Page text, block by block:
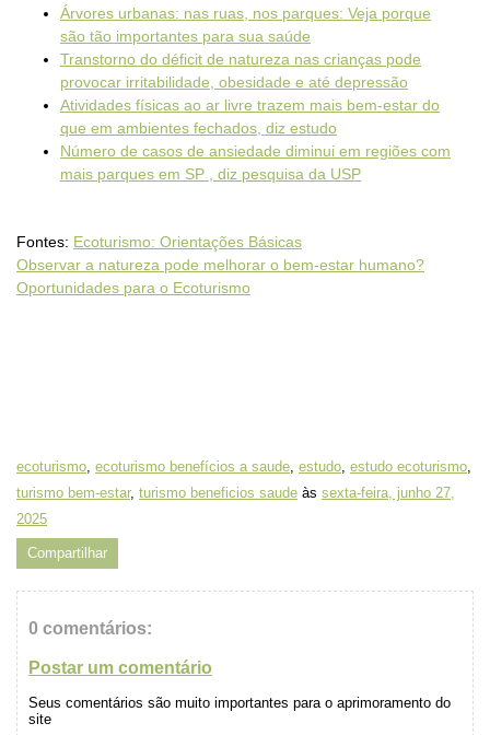
Árvores urbanas: nas ruas, nos parques: Veja porque
são tão importantes para sua saúde
Transtorno do déficit de natureza nas crianças pode
provocar irritabilidade, obesidade e até depressão
Atividades físicas ao ar livre trazem mais bem-estar do
que em ambientes fechados, diz estudo
Número de casos de ansiedade diminui em regiões com
mais parques em SP , diz pesquisa da USP
Fontes: Ecoturismo: Orientações Básicas
Observar a natureza pode melhorar o bem-estar humano?
Oportunidades para o Ecoturismo
ecoturismo ecoturismo benefícios a saude estudo estudo ecoturismo
turismo bem-estar, turismo beneficios saude às sexta-feira, junho 27,
2025
Compartilhar
0 comentários:
Postar um comentário
Seus comentários são muito importantes para o aprimoramento do
site